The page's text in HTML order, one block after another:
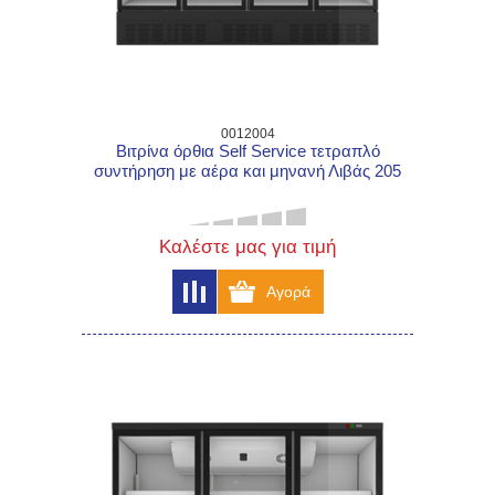
0012004
Βιτρίνα όρθια Self Service τετραπλό
συντήρηση με αέρα και μηνανή Λιβάς 205
Καλέστε μας για τιμή